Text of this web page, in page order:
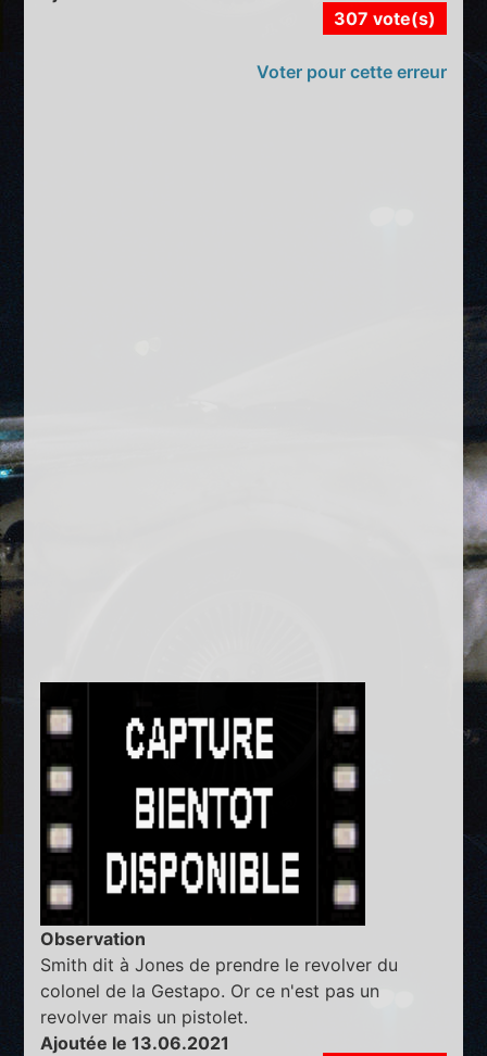
307 vote(s)
Voter pour cette erreur
Observation
Smith dit à Jones de prendre le revolver du
colonel de la Gestapo. Or ce n'est pas un
revolver mais un pistolet.
Ajoutée le 13.06.2021